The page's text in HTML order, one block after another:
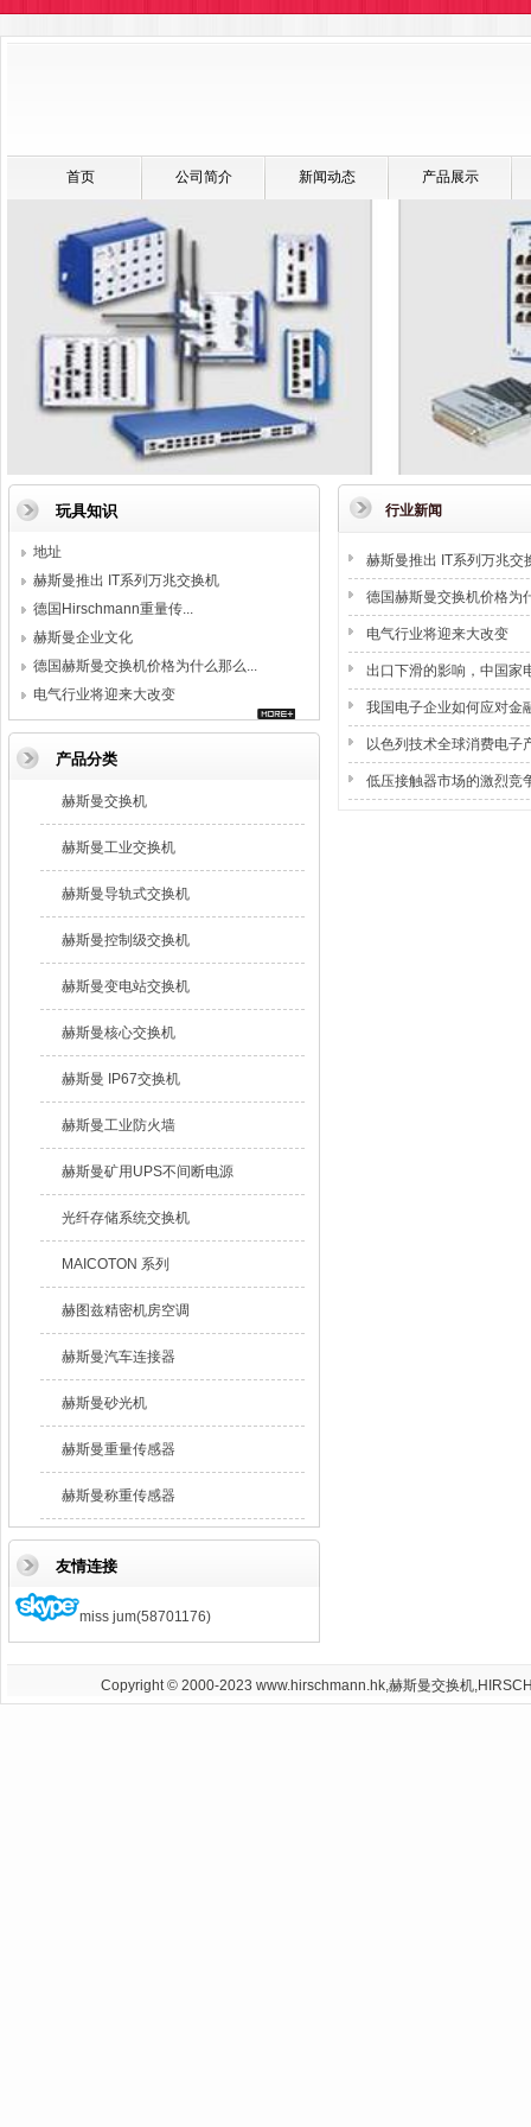
首页 公司简介 新闻动态 产品展示
行业新闻
赫斯曼推出 IT系列万兆交
德国赫斯曼交换机价格为
电气行业将迎来大改变
出口下滑的影响，中国家
我国电子企业如何应对金
以色列技术全球消费电子
低压接触器市场的激烈竞
玩具知识
地址
赫斯曼推出 IT系列万兆交换机
德国Hirschmann重量传...
赫斯曼企业文化
德国赫斯曼交换机价格为什么那么...
电气行业将迎来大改变
产品分类
赫斯曼交换机
赫斯曼工业交换机
赫斯曼导轨式交换机
赫斯曼控制级交换机
赫斯曼变电站交换机
赫斯曼核心交换机
赫斯曼 IP67交换机
赫斯曼工业防火墙
赫斯曼矿用UPS不间断电源
光纤存储系统交换机
MAICOTON 系列
赫图兹精密机房空调
赫斯曼汽车连接器
赫斯曼砂光机
赫斯曼重量传感器
赫斯曼称重传感器
友情连接
miss jum(58701176)
Copyright © 2000-2023 www.hirschmann.hk,赫斯曼交换机